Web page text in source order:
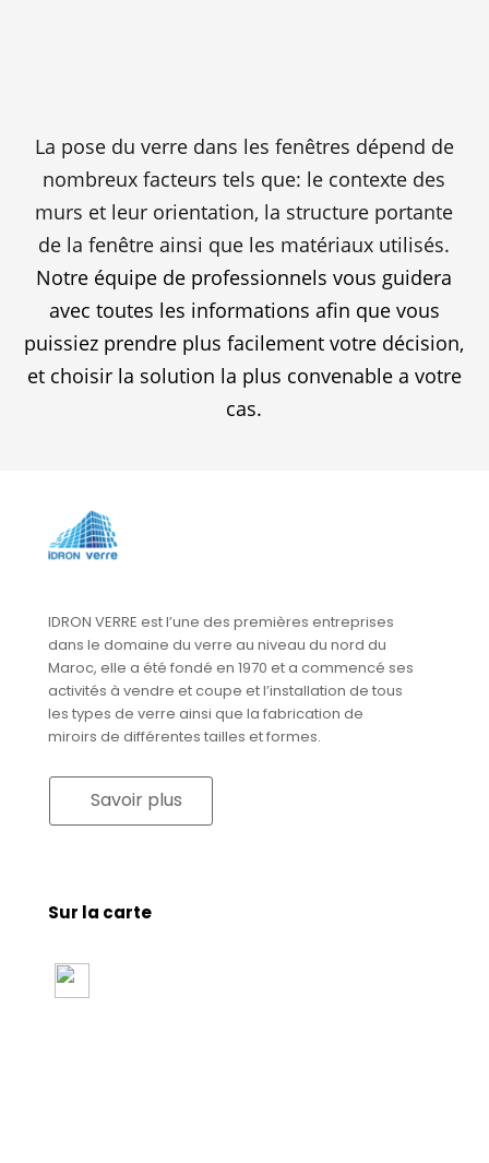
La pose du verre dans les fenêtres dépend de
nombreux facteurs tels que: le contexte des
murs et leur orientation, la structure portante
de la fenêtre ainsi que les matériaux utilisés.
Notre équipe de professionnels vous guidera
avec toutes les informations afin que vous
puissiez prendre plus facilement votre décision,
et choisir la solution la plus convenable a votre
cas.
IDRON VERRE est l’une des premières entreprises
dans le domaine du verre au niveau du nord du
Maroc, elle a été fondé en 1970 et a commencé ses
activités à vendre et coupe et l’installation de tous
les types de verre ainsi que la fabrication de
miroirs de différentes tailles et formes.
Savoir plus
Sur la carte